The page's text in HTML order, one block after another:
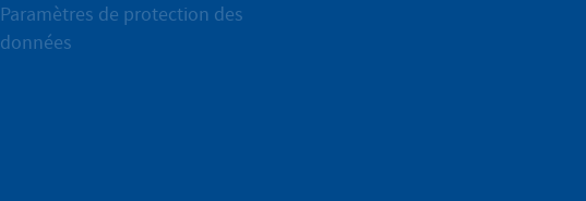
Paramètres de protection des
données